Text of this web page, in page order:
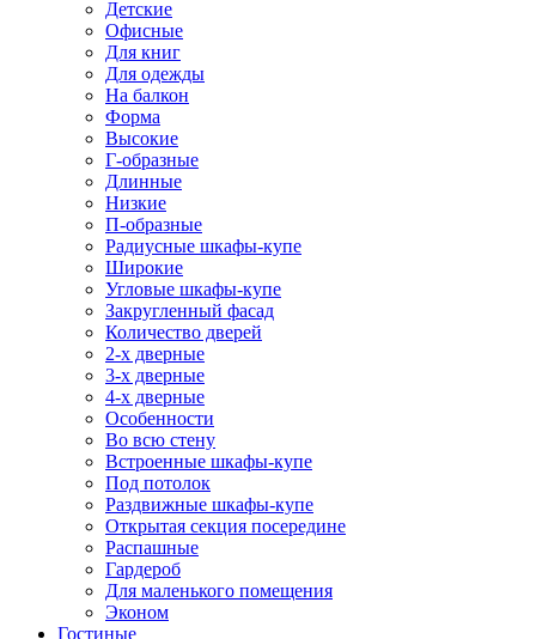
Детские
Офисные
Для книг
Для одежды
На балкон
Форма
Высокие
Г-образные
Длинные
Низкие
П-образные
Радиусные шкафы-купе
Широкие
Угловые шкафы-купе
Закругленный фасад
Количество дверей
2-х дверные
3-х дверные
4-х дверные
Особенности
Во всю стену
Встроенные шкафы-купе
Под потолок
Раздвижные шкафы-купе
Открытая секция посередине
Распашные
Гардероб
Для маленького помещения
Эконом
Гостиные